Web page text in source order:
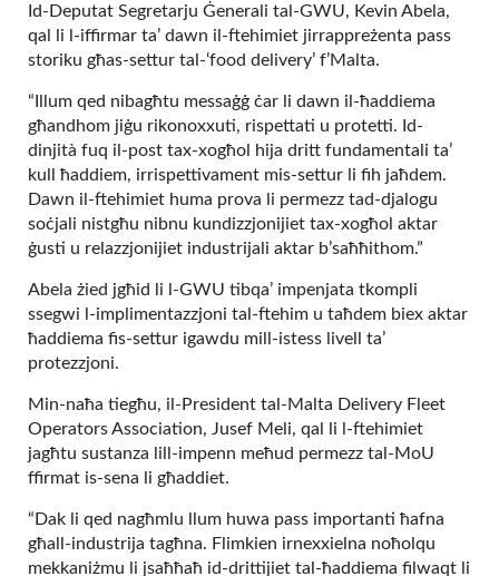
Id-Deputat Segretarju Ġenerali tal-GWU, Kevin Abela,
qal li l-iffirmar ta’ dawn il-ftehimiet jirrappreżenta pass
storiku għas-settur tal-‘food delivery’ f’Malta.
“Illum qed nibagħtu messaġġ ċar li dawn il-ħaddiema
għandhom jiġu rikonoxxuti, rispettati u protetti. Id-
dinjità fuq il-post tax-xogħol hija dritt fundamentali ta’
kull ħaddiem, irrispettivament mis-settur li fih jaħdem.
Dawn il-ftehimiet huma prova li permezz tad-djalogu
soċjali nistgħu nibnu kundizzjonijiet tax-xogħol aktar
ġusti u relazzjonijiet industrijali aktar b’saħħithom.”
Abela żied jgħid li l-GWU tibqa’ impenjata tkompli
ssegwi l-implimentazzjoni tal-ftehim u taħdem biex aktar
ħaddiema fis-settur igawdu mill-istess livell ta’
protezzjoni.
Min-naħa tiegħu, il-President tal-Malta Delivery Fleet
Operators Association, Jusef Meli, qal li l-ftehimiet
jagħtu sustanza lill-impenn meħud permezz tal-MoU
ffirmat is-sena li għaddiet.
“Dak li qed nagħmlu llum huwa pass importanti ħafna
għall-industrija tagħna. Flimkien irnexxielna noħolqu
mekkaniżmu li jsaħħaħ id-drittijiet tal-ħaddiema filwaqt li